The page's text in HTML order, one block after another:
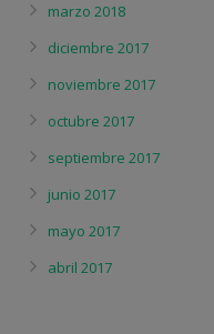
marzo 2018
diciembre 2017
noviembre 2017
octubre 2017
septiembre 2017
junio 2017
mayo 2017
abril 2017